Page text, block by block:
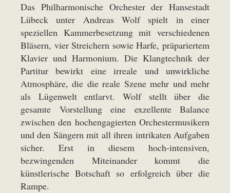
Das Philharmonische Orchester der Hansestadt
Lübeck unter Andreas Wolf spielt in einer
speziellen Kammerbesetzung mit verschiedenen
Bläsern, vier Streichern sowie Harfe, präpariertem
Klavier und Harmonium. Die Klangtechnik der
Partitur bewirkt eine irreale und unwirkliche
Atmosphäre, die die reale Szene mehr und mehr
als Lügenwelt entlarvt. Wolf stellt über die
gesamte Vorstellung eine exzellente Balance
zwischen den hochengagierten Orchestermusikern
und den Sängern mit all ihren intrikaten Aufgaben
sicher. Erst in diesem hoch-intensiven,
bezwingenden Miteinander kommt die
künstlerische Botschaft so erfolgreich über die
Rampe.